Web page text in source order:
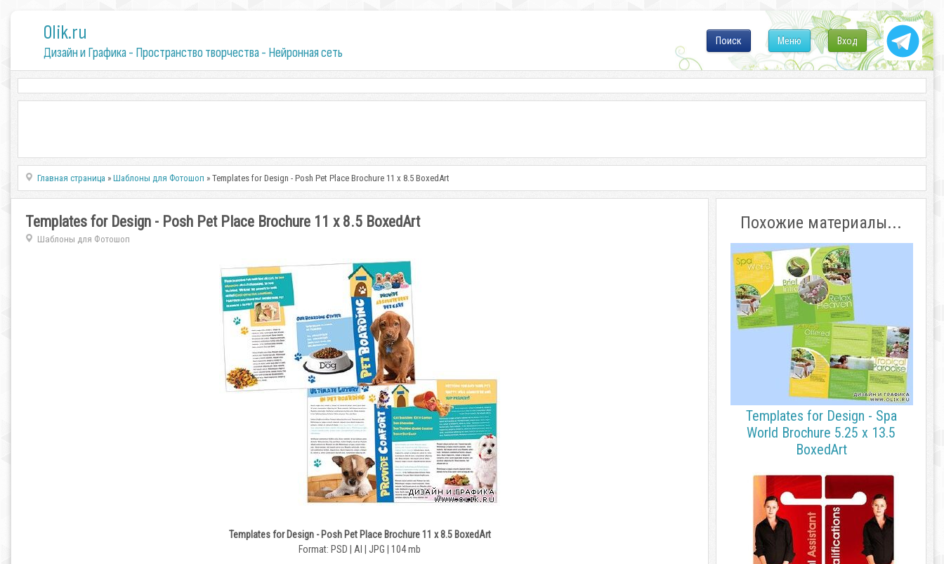
0lik.ru
Дизайн и Графика - Пространство творчества - Нейронная сеть
Вход
Меню
Поиск
Главная страница »Шаблоны для Фотошоп » Templates for Design - Posh Pet Place Brochure 11 x 8.5 BoxedArt
Templates for Design - Posh Pet Place Brochure 11 x 8.5 BoxedArt
Шаблоны для Фотошоп
Templates for Design - Posh Pet Place Brochure 11 x 8.5 BoxedArt
Format: PSD | AI | JPG | 104 mb
Похожие материалы...
Templates for Design - Spa
World Brochure 5.25 x 13.5
BoxedArt